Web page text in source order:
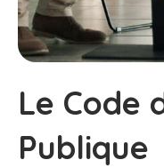
Le Code
Publique